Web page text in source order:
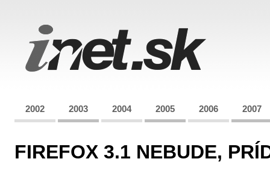
2002 2003 2004 2005 2006 2007
FIREFOX 3.1 NEBUDE,